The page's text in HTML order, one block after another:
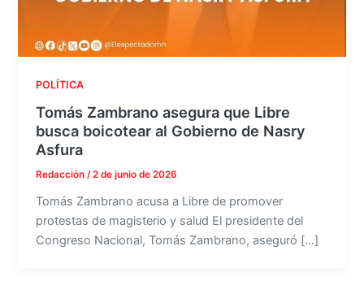
POLÍTICA
Tomás Zambrano asegura que Libre
busca boicotear al Gobierno de Nasry
Asfura
Redacción/2 de junio de 2026
Tomás Zambrano acusa a Libre de promover
protestas de magisterio y salud El presidente del
Congreso Nacional, Tomás Zambrano, aseguró […]